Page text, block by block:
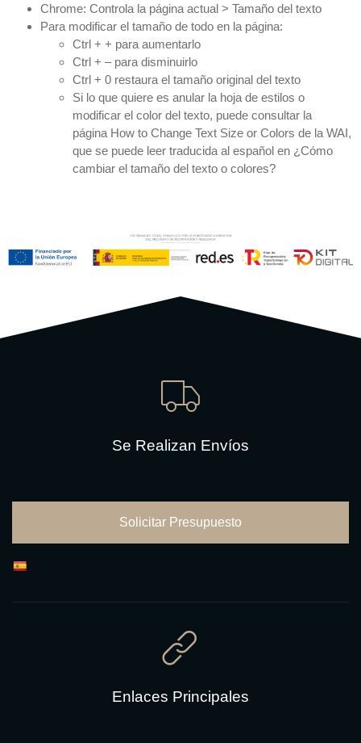
Chrome: Controla la página actual > Tamaño del texto
Para modificar el tamaño de todo en la página:
Ctrl + + para aumentarlo
Ctrl + – para disminuirlo
Ctrl + 0 restaura el tamaño original del texto
Si lo que quiere es anular la hoja de estilos o
modificar el color del texto, puede consultar la
página How to Change Text Size or Colors de la WAI,
que se puede leer traducida al español en ¿Cómo
cambiar el tamaño del texto o colores?
Se Realizan Envíos
Solicitar Presupuesto
Enlaces Principales